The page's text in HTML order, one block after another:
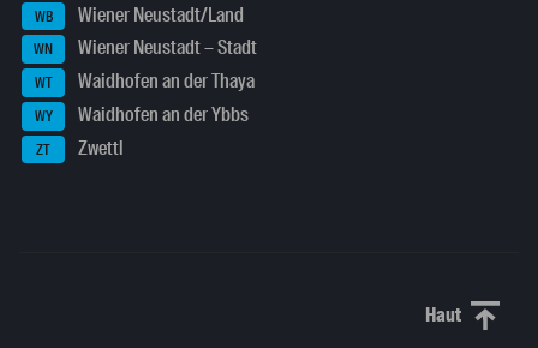
WB Wiener Neustadt/Land
WN Wiener Neustadt – Stadt
WT Waidhofen an der Thaya
WY Waidhofen an der Ybbs
ZT Zwettl
HautHaut de